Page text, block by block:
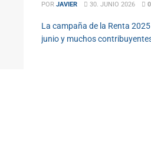
POR JAVIER 30. JUNIO 2026 0
La campaña de la Renta
junio y muchos